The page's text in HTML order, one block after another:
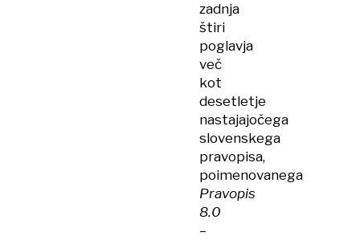
zadnja
štiri
poglavja
več
kot
desetletje
nastajajočega
slovenskega
pravopisa,
poimenovanega
Pravopis
8.0
–